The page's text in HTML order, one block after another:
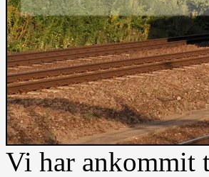
Vi har ankommit